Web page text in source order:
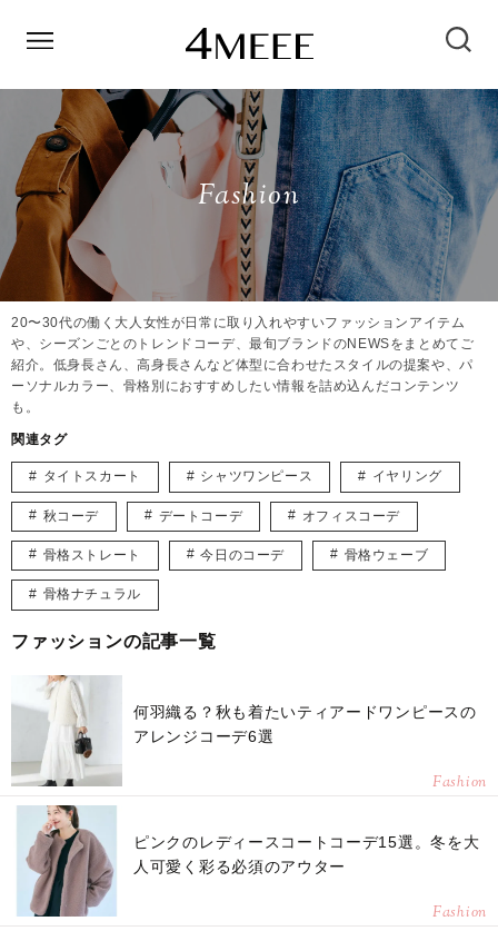
Fashion
20〜30代の働く大人女性が日常に取り入れやすいファッションアイテム
や、シーズンごとのトレンドコーデ、最旬ブランドのNEWSをまとめてご
紹介。低身長さん、高身長さんなど体型に合わせたスタイルの提案や、パ
ーソナルカラー、骨格別におすすめしたい情報を詰め込んだコンテンツ
も。
関連タグ
タイトスカート シャツワンピース イヤリング
秋コーデ デートコーデ オフィスコーデ
骨格ストレート 今日のコーデ 骨格ウェーブ
骨格ナチュラル
ファッションの記事一覧
何羽織る？秋も着たいティアードワンピースの
アレンジコーデ6選
Fashion
ピンクのレディースコートコーデ15選。冬を大
人可愛く彩る必須のアウター
Fashion